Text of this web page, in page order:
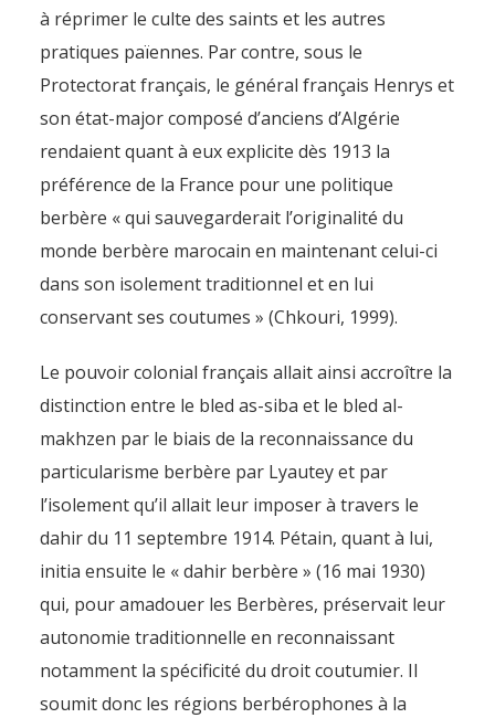
à réprimer le culte des saints et les autres
pratiques païennes. Par contre, sous le
Protectorat français, le général français Henrys et
son état-major composé d’anciens d’Algérie
rendaient quant à eux explicite dès 1913 la
préférence de la France pour une politique
berbère « qui sauvegarderait l’originalité du
monde berbère marocain en maintenant celui-ci
dans son isolement traditionnel et en lui
conservant ses coutumes » (Chkouri, 1999).
Le pouvoir colonial français allait ainsi accroître la
distinction entre le bled as-siba et le bled al-
makhzen par le biais de la reconnaissance du
particularisme berbère par Lyautey et par
l’isolement qu’il allait leur imposer à travers le
dahir du 11 septembre 1914. Pétain, quant à lui,
initia ensuite le « dahir berbère » (16 mai 1930)
qui, pour amadouer les Berbères, préservait leur
autonomie traditionnelle en reconnaissant
notamment la spécificité du droit coutumier. Il
soumit donc les régions berbérophones à la